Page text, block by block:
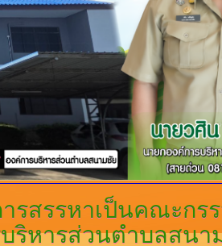
รสรรหาเป็นคณะกร
บริหารส่วนตำบลสนา